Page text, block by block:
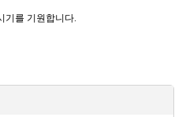
기를 기원합니다.